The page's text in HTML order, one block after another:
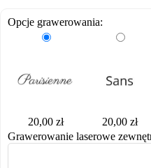
Opcje grawerowania:
20,00 zł 20,00 zł
Grawerowanie laserowe